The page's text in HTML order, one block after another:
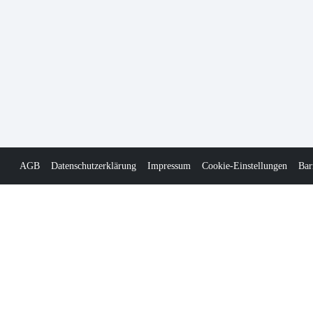
AGB Datenschutzerklärung Impressum Cookie-Einstellungen